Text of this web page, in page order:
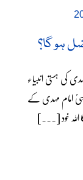
ہو گا؟
کی ہستی انبیاء
امام مہدی کے
اللہ خود [...]